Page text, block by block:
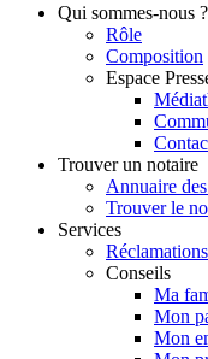
Qui sommes-nous ?
Rôle
Composition
Espace
Trouver un notaire
Annuaire
Trouver le
Services
Réclamations
Conseils
Ma
Mon
Mon